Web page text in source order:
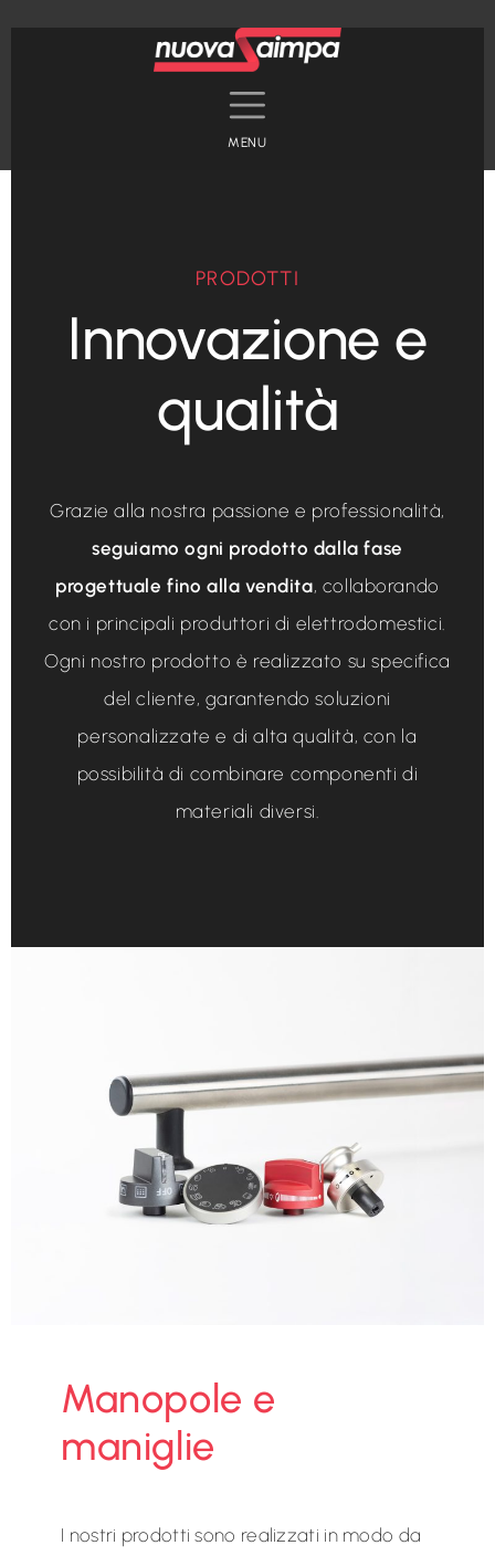
PRODOTTI
Innovazione e
qualità
Grazie alla nostra passione e professionalità,
seguiamo ogni prodotto dalla fase
progettuale fino alla vendita, collaborando
con i principali produttori di elettrodomestici.
Ogni nostro prodotto è realizzato su specifica
del cliente, garantendo soluzioni
personalizzate e di alta qualità, con la
possibilità di combinare componenti di
materiali diversi.
Manopole e
maniglie
I nostri prodotti sono realizzati in modo da